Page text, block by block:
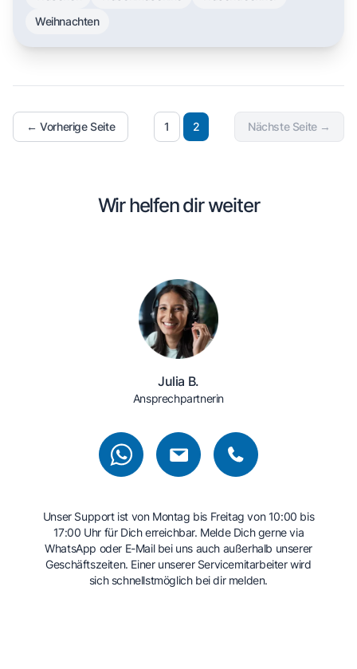
Weihnachten
← Vorherige Seite 1 2 Nächste Seite →
Wir helfen dir weiter
Julia B.
Ansprechpartnerin
Unser Support ist von Montag bis Freitag von 10:00 bis
17:00 Uhr für Dich erreichbar. Melde Dich gerne via
WhatsApp oder E-Mail bei uns auch außerhalb unserer
Geschäftszeiten. Einer unserer Servicemitarbeiter wird
sich schnellstmöglich bei dir melden.